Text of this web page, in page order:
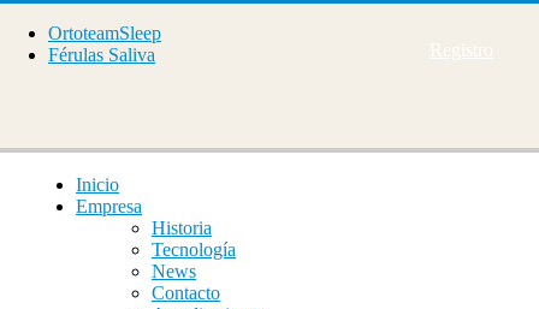
Registro
OrtoteamSleep
Férulas Saliva
Inicio
Empresa
Historia
Tecnología
News
Contacto